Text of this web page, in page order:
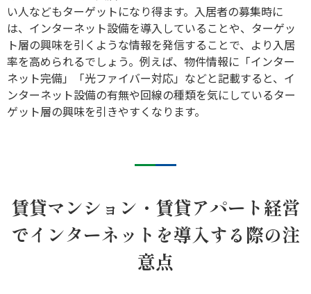
い人などもターゲットになり得ます。入居者の募集時に
は、インターネット設備を導入していることや、ターゲッ
ト層の興味を引くような情報を発信することで、より入居
率を高められるでしょう。例えば、物件情報に「インター
ネット完備」「光ファイバー対応」などと記載すると、イ
ンターネット設備の有無や回線の種類を気にしているター
ゲット層の興味を引きやすくなります。
賃貸マンション・賃貸アパート経営
でインターネットを導入する際の注
意点